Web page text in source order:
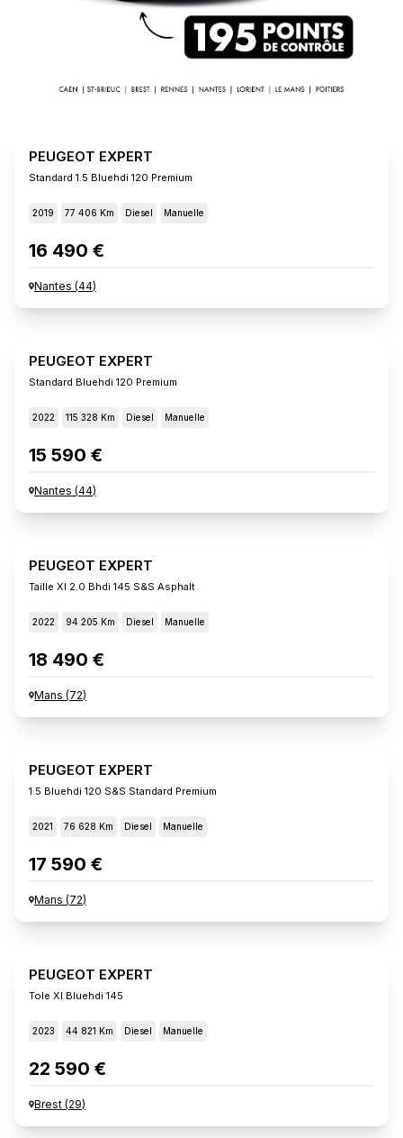
PEUGEOT EXPERT
Standard 1.5 Bluehdi 120 Premium
2019 77 406 Km Diesel Manuelle
16 490 €
Nantes (44)
PEUGEOT EXPERT
Standard Bluehdi 120 Premium
2022 115 328 Km Diesel Manuelle
15 590 €
Nantes (44)
PEUGEOT EXPERT
Taille Xl 2.0 Bhdi 145 S&s Asphalt
2022 94 205 Km Diesel Manuelle
18 490 €
Mans (72)
PEUGEOT EXPERT
1.5 Bluehdi 120 S&s Standard Premium
2021 76 628 Km Diesel Manuelle
17 590 €
Mans (72)
PEUGEOT EXPERT
Tole Xl Bluehdi 145
2023 44 821 Km Diesel Manuelle
22 590 €
Brest (29)